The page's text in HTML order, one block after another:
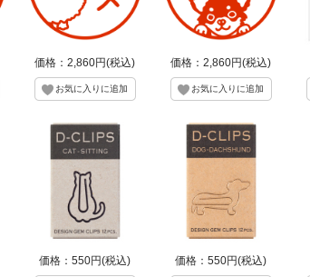
価格：2,860円(税込) 価格：2,860円(税込)
価格：550円(税込) 価格：550円(税込)